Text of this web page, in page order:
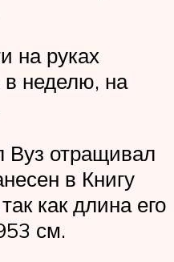
на руках
неделю, на
Вуз отращивал
в Книгу
как длина его
см.